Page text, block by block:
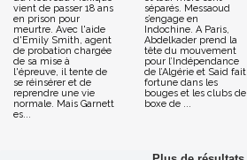
vient de passer 18 ans
en prison pour
meurtre. Avec l'aide
d'Emily Smith, agent
de probation chargée
de sa mise à
l'épreuve, il tente de
se réinsérer et de
reprendre une vie
normale. Mais Garnett
es...
séparés. Messaoud
s’engage en
Indochine. A Paris,
Abdelkader prend la
tête du mouvement
pour l’Indépendance
de l’Algérie et Said fait
fortune dans les
bouges et les clubs de
boxe de ...